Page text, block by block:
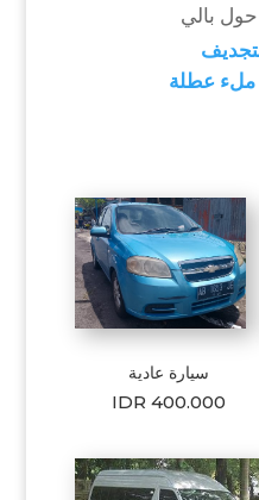
بالي
ملء عطلة
سيارة عادية
IDR 400.000